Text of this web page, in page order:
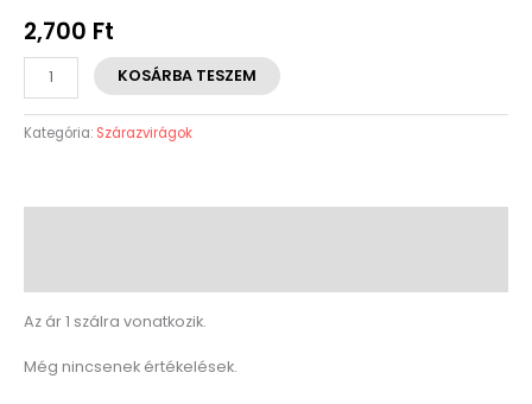
2,700 Ft
KOSÁRBA TESZEM
Kategória: Szárazvirágok
Az ár 1 szálra vonatkozik.
Még nincsenek értékelések.